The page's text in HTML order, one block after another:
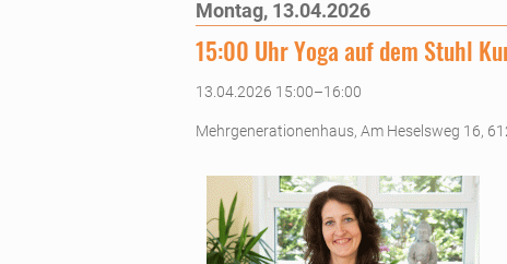
Montag, 13.04.2026
15:00 Uhr Yoga auf dem Stuhl
13.04.2026 15:00–16:00
Mehrgenerationenhaus, Am Heselsweg 16,